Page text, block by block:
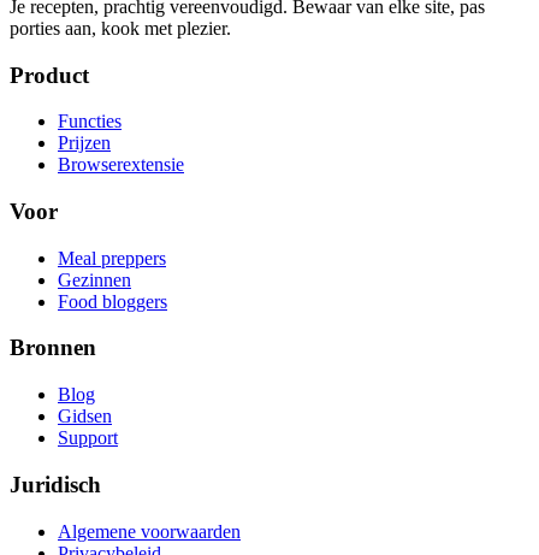
Je recepten, prachtig vereenvoudigd. Bewaar van elke site, pas
porties aan, kook met plezier.
Product
Functies
Prijzen
Browserextensie
Voor
Meal preppers
Gezinnen
Food bloggers
Bronnen
Blog
Gidsen
Support
Juridisch
Algemene voorwaarden